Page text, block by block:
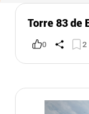
Torre 83 de
0 2